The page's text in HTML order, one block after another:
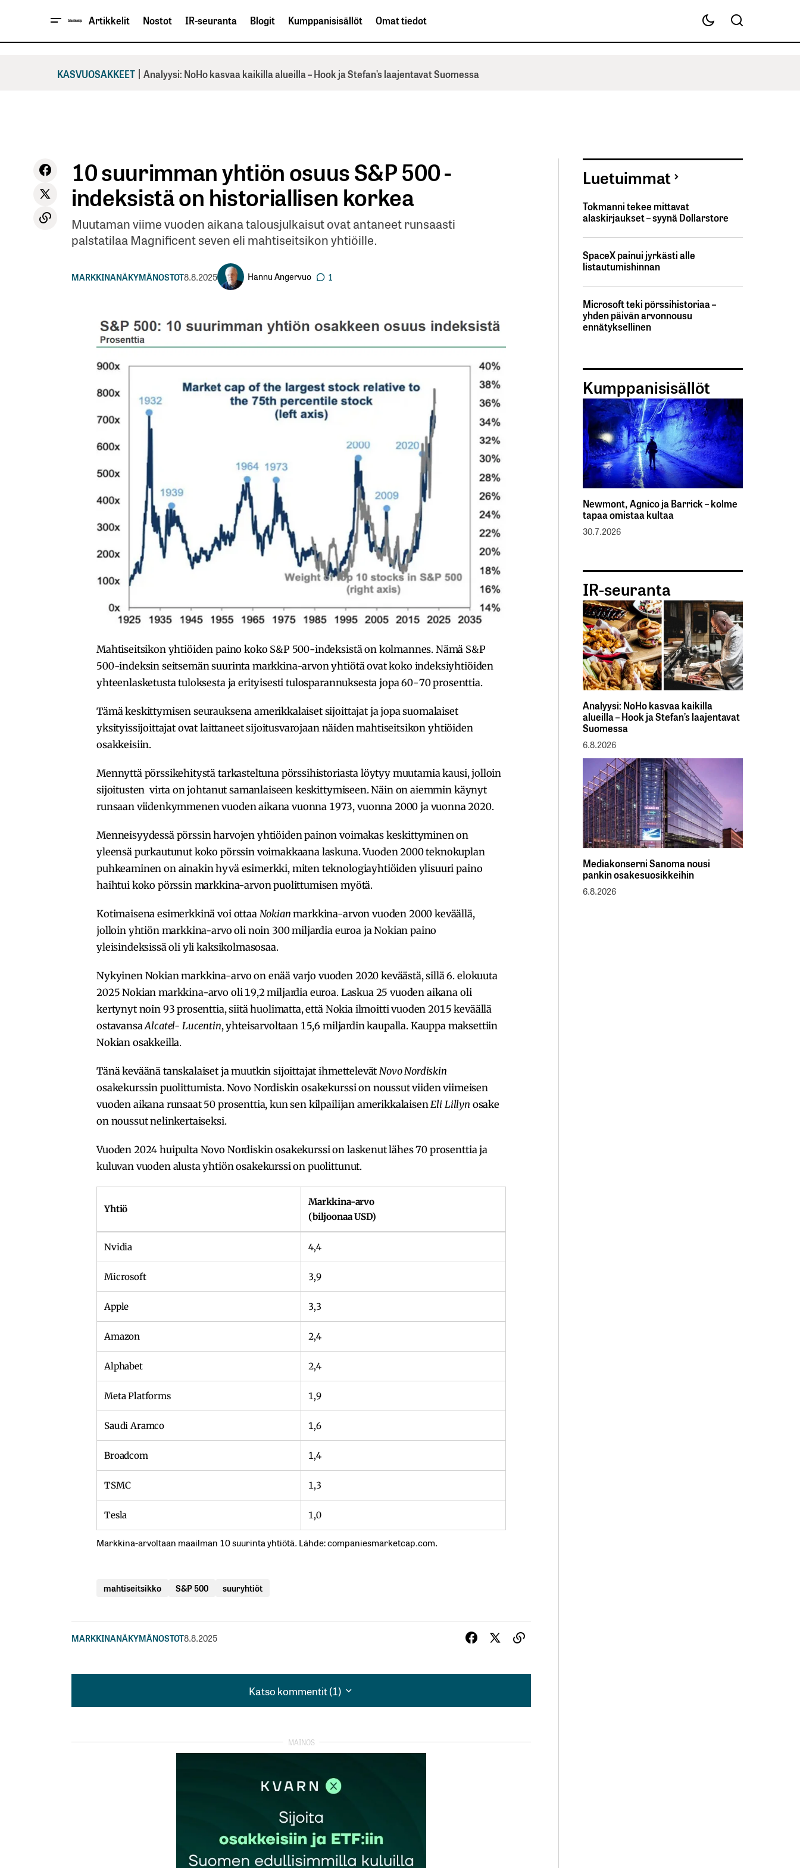
Artikkelit Nostot IR-seuranta Blogit Kumppanisisällöt Omat tiedot
KASVUOSAKKEET | Analyysi: NoHo kasvaa kaikilla alueilla – Hook ja Stefan’s laajentavat Suomessa
10 suurimman yhtiön osuus S&P 500 -
indeksistä on historiallisen korkea
Muutaman viime vuoden aikana talousjulkaisut ovat antaneet runsaasti
palstatilaa Magnificent seven eli mahtiseitsikon yhtiöille.
MARKKINANÄKYMÄNOSTOT8.8.2025 Hannu Angervuo 1
Mahtiseitsikon yhtiöiden paino koko S&P 500-indeksistä on kolmannes. Nämä S&P
500-indeksin seitsemän suurinta markkina-arvon yhtiötä ovat koko indeksiyhtiöiden
yhteenlasketusta tuloksesta ja erityisesti tulosparannuksesta jopa 60-70 prosenttia.
Tämä keskittymisen seurauksena amerikkalaiset sijoittajat ja jopa suomalaiset
yksityissijoittajat ovat laittaneet sijoitusvarojaan näiden mahtiseitsikon yhtiöiden
osakkeisiin.
Mennyttä pörssikehitystä tarkasteltuna pörssihistoriasta löytyy muutamia kausi, jolloin
sijoitusten virta on johtanut samanlaiseen keskittymiseen. Näin on aiemmin käynyt
runsaan viidenkymmenen vuoden aikana vuonna 1973, vuonna 2000 ja vuonna 2020.
Menneisyydessä pörssin harvojen yhtiöiden painon voimakas keskittyminen on
yleensä purkautunut koko pörssin voimakkaana laskuna. Vuoden 2000 teknokuplan
puhkeaminen on ainakin hyvä esimerkki, miten teknologiayhtiöiden ylisuuri paino
haihtui koko pörssin markkina-arvon puolittumisen myötä.
Kotimaisena esimerkkinä voi ottaa Nokian markkina-arvon vuoden 2000 keväällä,
jolloin yhtiön markkina-arvo oli noin 300 miljardia euroa ja Nokian paino
yleisindeksissä oli yli kaksikolmasosaa.
Nykyinen Nokian markkina-arvo on enää varjo vuoden 2020 keväästä, sillä 6. elokuuta
2025 Nokian markkina-arvo oli 19,2 miljardia euroa. Laskua 25 vuoden aikana oli
kertynyt noin 93 prosenttia, siitä huolimatta, että Nokia ilmoitti vuoden 2015 keväällä
ostavansaAlcatel- Lucentin, yhteisarvoltaan 15,6 miljardin kaupalla. Kauppa maksettiin
Nokian osakkeilla.
Tänä keväänä tanskalaiset ja muutkin sijoittajat ihmettelevätNovo Nordiskin
osakekurssin puolittumista. Novo Nordiskin osakekurssi on noussut viiden viimeisen
vuoden aikana runsaat 50 prosenttia, kun sen kilpailijan amerikkalaisenEli Lillyn osake
on noussut nelinkertaiseksi.
Vuoden 2024 huipulta Novo Nordiskin osakekurssi on laskenut lähes 70 prosenttia ja
kuluvan vuoden alusta yhtiön osakekurssi on puolittunut.
Yhtiö
Markkina-arvo
(biljoonaa USD)
Nvidia 4,4
Microsoft 3,9
Apple 3,3
Amazon 2,4
Alphabet 2,4
Meta Platforms 1,9
Saudi Aramco 1,6
Broadcom 1,4
TSMC 1,3
Tesla 1,0
Markkina-arvoltaan maailman 10 suurinta yhtiötä. Lähde: companiesmarketcap.com.
mahtiseitsikko S&P 500 suuryhtiöt
MARKKINANÄKYMÄNOSTOT8.8.2025
Katso kommentit (1)
Katso kommentit (1)
Osa yhtiöiden koosta selittyy sillä että amerikkalaiset eivät pilko yhtiöitä pienemmiksi ja hae sitä
Osa arvonkehityksestä johtuu sikäläisittäin yleisestä tavasta ostaa omia osakkeita.
Vahvasti kannattavien yhtiöiden tapauksessa kyseinen voitonjako on ollut omistajille erityisen
edullinen järjestely, koska kannattavaa bisnestä kannattaa omistaa ja todennäköisesti useimmat
nykyisistä esim. Microsoftin omistajista pitää nykyiset osakkeensa ja todennäköisesti ostavat lisää,
Luetuimmat
Tokmanni tekee mittavat
alaskirjaukset – syynä Dollarstore
SpaceX painui jyrkästi alle
listautumishinnan
Microsoft teki pörssihistoriaa –
yhden päivän arvonnousu
ennätyksellinen
Kumppanisisällöt
Newmont, Agnico ja Barrick – kolme
tapaa omistaa kultaa
30.7.2026
IR-seuranta
Analyysi: NoHo kasvaa kaikilla
alueilla – Hook ja Stefan’s laajentavat
Suomessa
6.8.2026
Mediakonserni Sanoma nousi
pankin osakesuosikkeihin
6.8.2026